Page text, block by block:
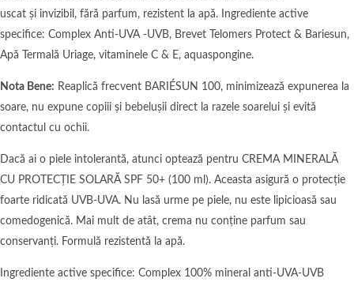
uscat și invizibil, fără parfum, rezistent la apă. Ingrediente active
specifice: Complex Anti-UVA -UVB, Brevet Telomers Protect & Bariesun,
Apă Termală Uriage, vitaminele C & E, aquaspongine.
Nota Bene: Reaplică frecvent BARIÉSUN 100, minimizează expunerea la
soare, nu expune copiii și bebelușii direct la razele soarelui și evită
contactul cu ochii.
Dacă ai o piele intolerantă, atunci optează pentru CREMA MINERALĂ
CU PROTECȚIE SOLARĂ SPF 50+ (100 ml). Aceasta asigură o protecție
foarte ridicată UVB-UVA. Nu lasă urme pe piele, nu este lipicioasă sau
comedogenică. Mai mult de atât, crema nu conține parfum sau
conservanți. Formulă rezistentă la apă.
Ingrediente active specifice: Complex 100% mineral anti-UVA-UVB